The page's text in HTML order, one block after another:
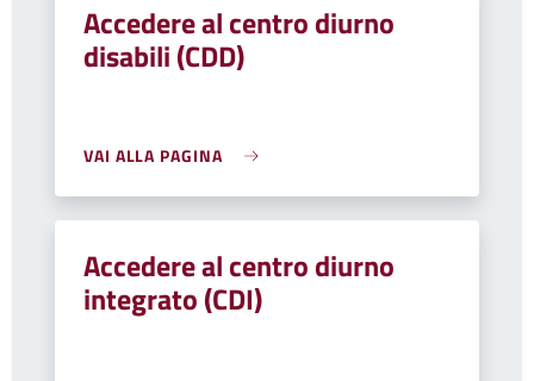
Accedere al centro diurno
disabili (CDD)
VAI ALLA PAGINA
Accedere al centro diurno
integrato (CDI)